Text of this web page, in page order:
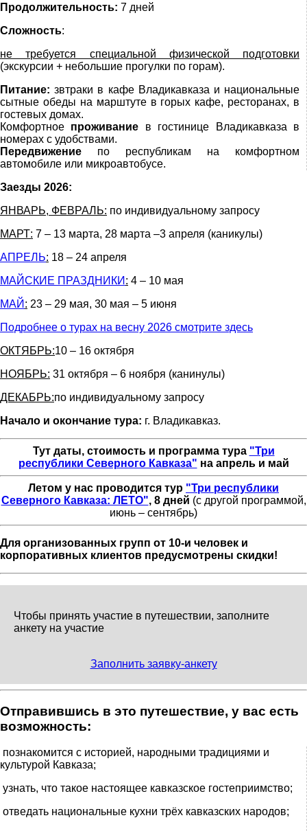
Продолжительность: 7 дней
Сложность:
не требуется специальной физической подготовки
(экскурсии + небольшие прогулки по горам).
Питание: звтраки в кафе Владикавказа и национальные
сытные обеды на марштуте в горых кафе, ресторанах, в
гостевых домах.
Комфортное проживание в гостинице Владикавказа в
номерах с удобствами.
Передвижение по республикам на комфортном
автомобиле или микроавтобусе.
Заезды 2026:
ЯНВАРЬ, ФЕВРАЛЬ: по индивидуальному запросу
МАРТ: 7 – 13 марта, 28 марта –3 апреля (каникулы)
АПРЕЛЬ: 18 – 24 апреля
МАЙСКИЕ ПРАЗДНИКИ : 4 – 10 мая
МАЙ : 23 – 29 мая, 30 мая – 5 июня
Подробнее о турах на весну 2026 смотрите здесь
ОКТЯБРЬ:10 – 16 октября
НОЯБРЬ: 31 октября – 6 ноября (канинулы)
ДЕКАБРЬ:по индивидуальному запросу
Начало и окончание тура: г. Владикавказ.
Тут даты, стоимость и программа тура "Три
республики Северного Кавказа" на апрель и май
Летом у нас проводится тур "Три республики
Северного Кавказа: ЛЕТО", 8 дней (с другой программой,
июнь – сентябрь)
Для организованных групп от 10-и человек и
корпоративных клиентов предусмотрены скидки!
Чтобы принять участие в путешествии, заполните
анкету на участие
Заполнить заявку-анкету
Отправившись в это путешествие, у вас есть
возможность:
познакомится с историей, народными традициями и
культурой Кавказа;
узнать, что такое настоящее кавказское гостеприимство;
отведать национальные кухни трёх кавказских народов;